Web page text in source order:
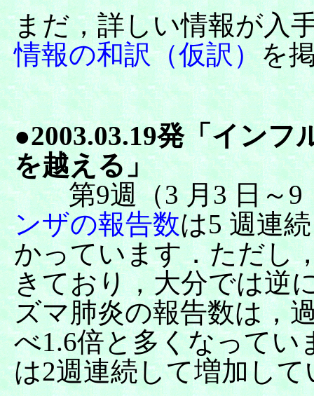
まだ，詳しい情報が入
情報の和訳（仮訳）を
●2003.03.19発「イン
を越える」
第9週（3 月3 日～9
ンザの報告数は5 週連
かっています．ただし
きており，大分では逆
ズマ肺炎の報告数は，
べ1.6倍と多くなってい
は2週連続して増加して